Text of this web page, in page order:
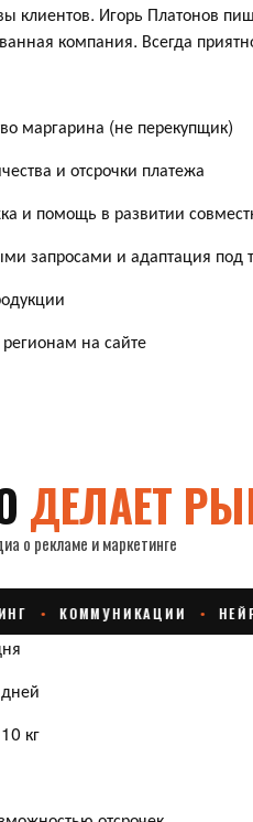
клиентов. Игорь Платонов
компания. Всегда
маргарина (не перекупщик)
и отсрочки платежа
и помощь в развитии
запросами и адаптация под
регионам на сайте
кг